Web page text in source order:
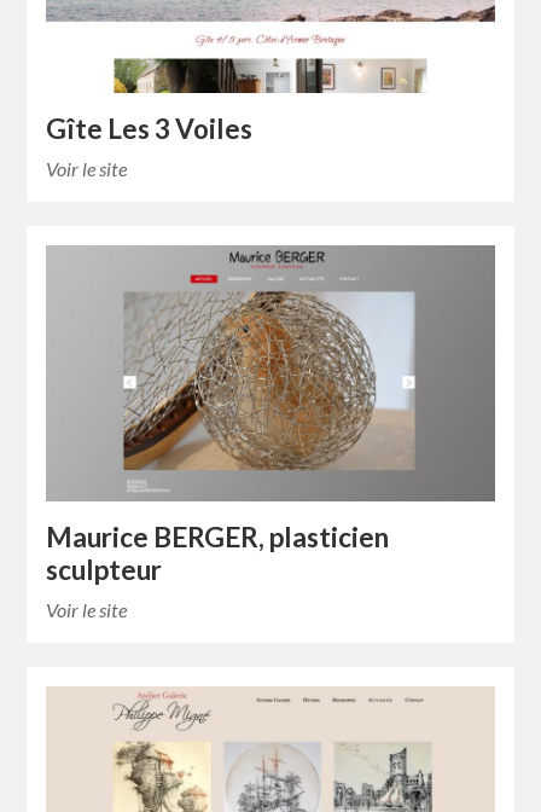
Gîte Les 3 Voiles
Voir le site
Maurice BERGER, plasticien
sculpteur
Voir le site